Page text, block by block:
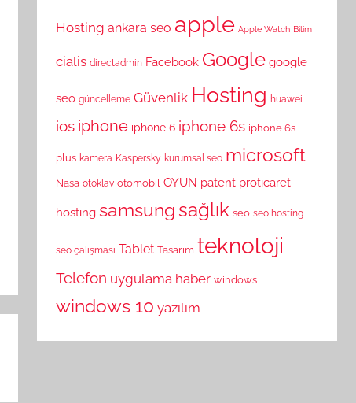
Hosting ankara seo apple Apple Watch Bilim
cialis directadmin Facebook Google google
seo güncelleme Güvenlik Hosting huawei
ios iphone iphone 6 iphone 6s iphone 6s
plus kamera Kaspersky kurumsal seo microsoft
Nasa otoklav otomobil OYUN patent proticaret
hosting samsung sağlık seo seo hosting
seo çalışması Tablet Tasarım teknoloji
Telefon uygulama haber windows
windows 10 yazılım